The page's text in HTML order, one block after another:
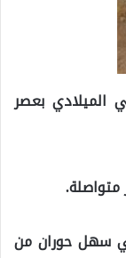
الميلادي بعصر
متواصلة.
سهل حوران من